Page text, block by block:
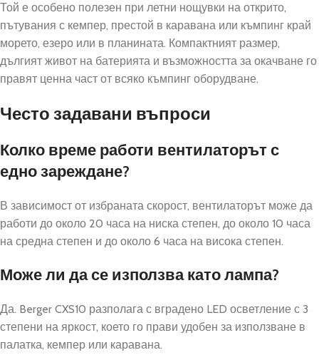
Той е особено полезен при летни нощувки на открито,
пътувания с кемпер, престой в каравана или къмпинг край
морето, езеро или в планината. Компактният размер,
дългият живот на батерията и възможността за окачване го
правят ценна част от всяко къмпинг оборудване.
Често задавани въпроси
Колко време работи вентилаторът с
едно зареждане?
В зависимост от избраната скорост, вентилаторът може да
работи до около 20 часа на ниска степен, до около 10 часа
на средна степен и до около 6 часа на висока степен.
Може ли да се използва като лампа?
Да. Berger CXS10 разполага с вградено LED осветление с 3
степени на яркост, което го прави удобен за използване в
палатка, кемпер или каравана.